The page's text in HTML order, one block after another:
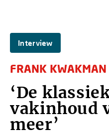
Interview
FRANK KWAKMAN
‘De
vakinhoud
meer’